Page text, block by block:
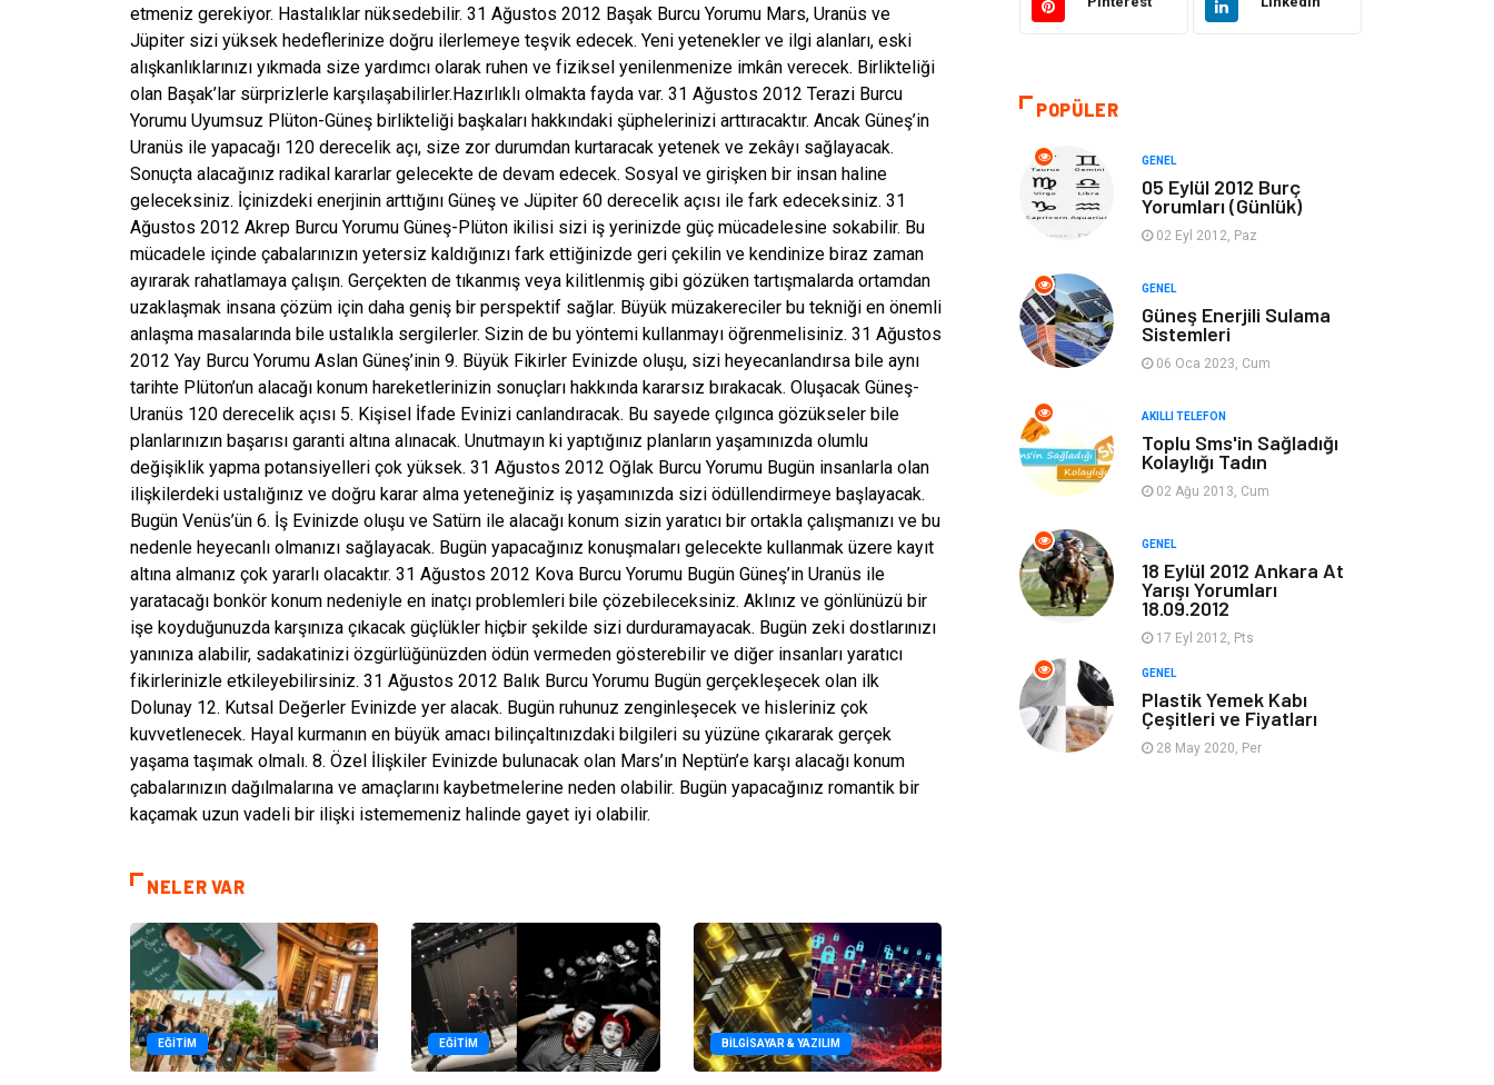
etmeniz gerekiyor. Hastalıklar nüksedebilir. 31 Ağustos 2012 Başak Burcu Yorumu Mars, Uranüs ve
Jüpiter sizi yüksek hedeflerinize doğru ilerlemeye teşvik edecek. Yeni yetenekler ve ilgi alanları, eski
alışkanlıklarınızı yıkmada size yardımcı olarak ruhen ve fiziksel yenilenmenize imkân verecek. Birlikteliği
olan Başak’lar sürprizlerle karşılaşabilirler.Hazırlıklı olmakta fayda var. 31 Ağustos 2012 Terazi Burcu
Yorumu Uyumsuz Plüton-Güneş birlikteliği başkaları hakkındaki şüphelerinizi arttıracaktır. Ancak Güneş’in
Uranüs ile yapacağı 120 derecelik açı, size zor durumdan kurtaracak yetenek ve zekâyı sağlayacak.
Sonuçta alacağınız radikal kararlar gelecekte de devam edecek. Sosyal ve girişken bir insan haline
geleceksiniz. İçinizdeki enerjinin arttığını Güneş ve Jüpiter 60 derecelik açısı ile fark edeceksiniz. 31
Ağustos 2012 Akrep Burcu Yorumu Güneş-Plüton ikilisi sizi iş yerinizde güç mücadelesine sokabilir. Bu
mücadele içinde çabalarınızın yetersiz kaldığınızı fark ettiğinizde geri çekilin ve kendinize biraz zaman
ayırarak rahatlamaya çalışın. Gerçekten de tıkanmış veya kilitlenmiş gibi gözüken tartışmalarda ortamdan
uzaklaşmak insana çözüm için daha geniş bir perspektif sağlar. Büyük müzakereciler bu tekniği en önemli
anlaşma masalarında bile ustalıkla sergilerler. Sizin de bu yöntemi kullanmayı öğrenmelisiniz. 31 Ağustos
2012 Yay Burcu Yorumu Aslan Güneş’inin 9. Büyük Fikirler Evinizde oluşu, sizi heyecanlandırsa bile aynı
tarihte Plüton’un alacağı konum hareketlerinizin sonuçları hakkında kararsız bırakacak. Oluşacak Güneş-
Uranüs 120 derecelik açısı 5. Kişisel İfade Evinizi canlandıracak. Bu sayede çılgınca gözükseler bile
planlarınızın başarısı garanti altına alınacak. Unutmayın ki yaptığınız planların yaşamınızda olumlu
değişiklik yapma potansiyelleri çok yüksek. 31 Ağustos 2012 Oğlak Burcu Yorumu Bugün insanlarla olan
ilişkilerdeki ustalığınız ve doğru karar alma yeteneğiniz iş yaşamınızda sizi ödüllendirmeye başlayacak.
Bugün Venüs’ün 6. İş Evinizde oluşu ve Satürn ile alacağı konum sizin yaratıcı bir ortakla çalışmanızı ve bu
nedenle heyecanlı olmanızı sağlayacak. Bugün yapacağınız konuşmaları gelecekte kullanmak üzere kayıt
altına almanız çok yararlı olacaktır. 31 Ağustos 2012 Kova Burcu Yorumu Bugün Güneş’in Uranüs ile
yaratacağı bonkör konum nedeniyle en inatçı problemleri bile çözebileceksiniz. Aklınız ve gönlünüzü bir
işe koyduğunuzda karşınıza çıkacak güçlükler hiçbir şekilde sizi durduramayacak. Bugün zeki dostlarınızı
yanınıza alabilir, sadakatinizi özgürlüğünüzden ödün vermeden gösterebilir ve diğer insanları yaratıcı
fikirlerinizle etkileyebilirsiniz. 31 Ağustos 2012 Balık Burcu Yorumu Bugün gerçekleşecek olan ilk
Dolunay 12. Kutsal Değerler Evinizde yer alacak. Bugün ruhunuz zenginleşecek ve hisleriniz çok
kuvvetlenecek. Hayal kurmanın en büyük amacı bilinçaltınızdaki bilgileri su yüzüne çıkararak gerçek
yaşama taşımak olmalı. 8. Özel İlişkiler Evinizde bulunacak olan Mars’ın Neptün’e karşı alacağı konum
çabalarınızın dağılmalarına ve amaçlarını kaybetmelerine neden olabilir. Bugün yapacağınız romantik bir
kaçamak uzun vadeli bir ilişki istememeniz halinde gayet iyi olabilir.
NELER VAR
EĞITIM EĞITIM BILGISAYAR & YAZILIM
Ekonomi
Elektrik Elektronik
Tanıtıcı Reklam Alışveriş
Hukuk
Dekorasyon Tatil
Makine
Yazılım
Güzellik & Bakım Magazin Dünyası
Organizasyon
Hizmet Otomotiv
Bebek Giyim
POPÜLER
GENEL
05 Eylül 2012 Burç
Yorumları (Günlük)
02 Eyl 2012, Paz
GENEL
Güneş Enerjili Sulama
Sistemleri
06 Oca 2023, Cum
AKILLI TELEFON
Toplu Sms'in Sağladığı
Kolaylığı Tadın
02 Ağu 2013, Cum
GENEL
18 Eylül 2012 Ankara At
Yarışı Yorumları
18.09.2012
17 Eyl 2012, Pts
GENEL
Plastik Yemek Kabı
Çeşitleri ve Fiyatları
28 May 2020, Per